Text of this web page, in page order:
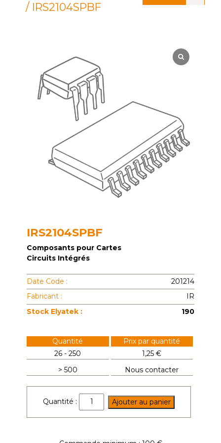
/ IRS2104SPBF
IRS2104SPBF
Composants pour Cartes
Circuits Intégrés
Date Code :
201214
Fabricant :
IR
Stock Elyatek :
190
Quantité
Prix par quantité
26 - 250
1,25 €
> 500
Nous contacter
Quantité :
quantité
de
Ajouter au panier